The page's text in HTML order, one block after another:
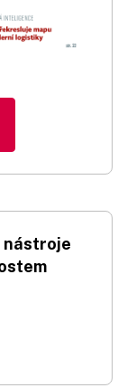
nástroje